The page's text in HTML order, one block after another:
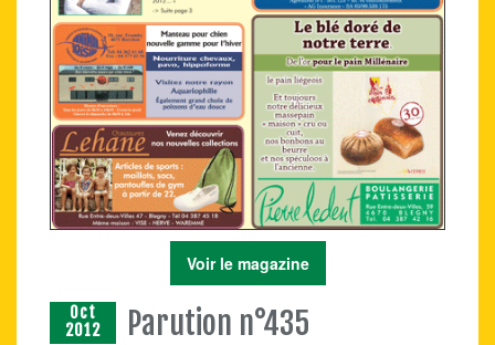
Voir le magazine
Oct
2012
Parution n°435